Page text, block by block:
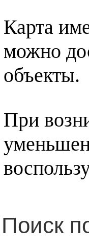
Карта
можно
объекты.
При
Поиск